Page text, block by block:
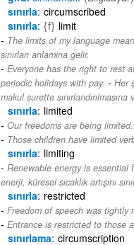
sınırla circumscribed
sınırla {f} limit
The limits of my language
sınırları anlamına gelir.
Everyone has the right to rest
periodic holidays with pay. - Her
makul surette
sınırla limited
Our freedoms are being limited.
Those children have limited
sınırla limiting
Renewable energy is
enerji, küresel sıcaklık artışını
sınırla restricted
Freedom of speech was tightly
Entrance is restricted to those
sınırlama circumscription